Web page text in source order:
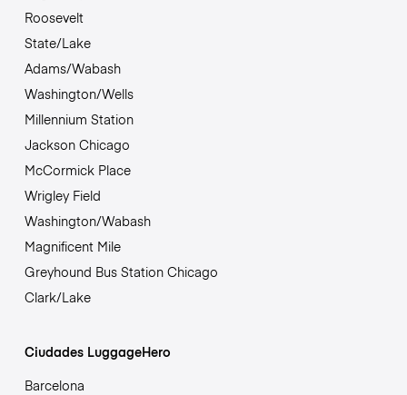
Roosevelt
State/Lake
Adams/Wabash
Washington/Wells
Millennium Station
Jackson Chicago
McCormick Place
Wrigley Field
Washington/Wabash
Magnificent Mile
Greyhound Bus Station Chicago
Clark/Lake
Ciudades LuggageHero
Barcelona